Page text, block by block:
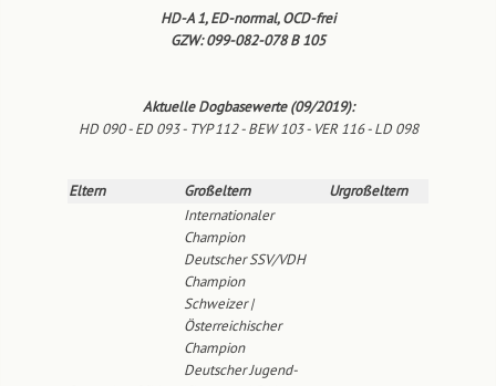
HD-A 1, ED-normal, OCD-frei
GZW: 099-082-078 B 105
Aktuelle Dogbasewerte (09/2019):
HD 090 - ED 093 - TYP 112 - BEW 103 - VER 116 - LD 098
Eltern Großeltern Urgroßeltern
Internationaler
Champion
Deutscher SSV/VDH
Champion
Schweizer |
Österreichischer
Champion
Deutscher Jugend-